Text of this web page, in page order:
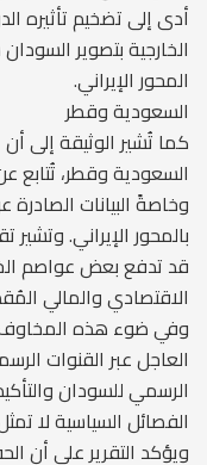
أدى إلى تضخيم تأثيره
الخارجية بتصوير
المحور الإيراني.
السعودية وقطر
كما تُشير الوثيقة إلى
السعودية وقطر، تُتابع
وخاصةً البيانات
بالمحور الإيراني.
قد تدفع بعض عواصم
الاقتصادي والمالي
وفي ضوء هذه المخاوف،
العاجل عبر القنوات
الرسمي للسودان
الفصائل السياسية لا
ويؤكد التقرير على أن